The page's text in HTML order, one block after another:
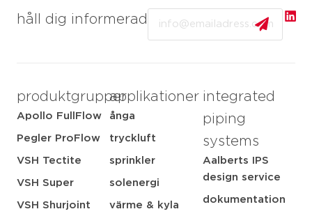
håll dig informerad
produktgrupper
Apollo FullFlow
Pegler ProFlow
VSH Tectite
VSH Super
VSH Shurjoint
applikationer
ånga
tryckluft
sprinkler
solenergi
värme & kyla
integrated
piping
systems
Aalberts IPS
design service
dokumentation